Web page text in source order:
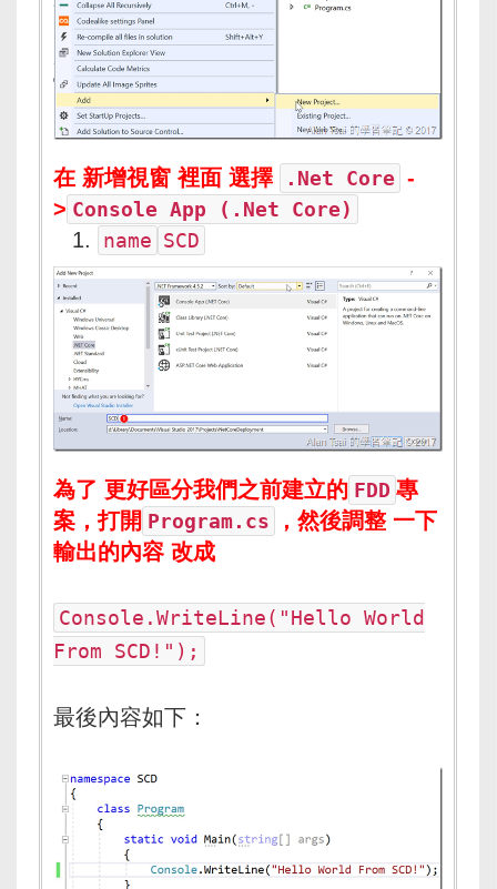
在 新增視窗 裡面 選擇 .Net Core -
> Console App (.Net Core)
name SCD
為了 更好區分我們之前建立的 FDD 專
案，打開 Program.cs
，然後調整 一下
輸出的內容 改成
Console.WriteLine("Hello World
From SCD!");
最後內容如下：